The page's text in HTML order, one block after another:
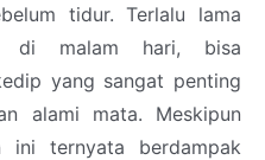
tidur. Terlalu lama
di malam hari, bisa
yang sangat penting
alami mata. Meskipun
ini ternyata berdampak